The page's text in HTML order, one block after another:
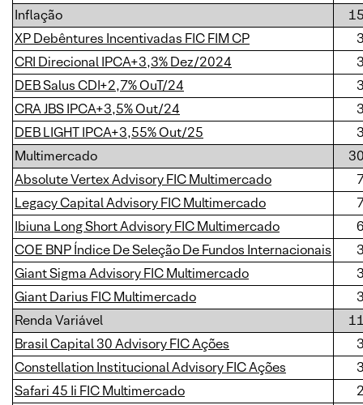
Inflação
XP Debêntures Incentivadas FIC FIM CP
CRI Direcional IPCA+3,3% Dez/2024
DEB Salus CDI+2,7% OuT/24
CRA JBS IPCA+3,5% Out/24
DEB LIGHT IPCA+3,55% Out/25
Multimercado
Absolute Vertex Advisory FIC Multimercado
Legacy Capital Advisory FIC Multimercado
Ibiuna Long Short Advisory FIC Multimercado
COE BNP Índice De Seleção De Fundos Internacionais
Giant Sigma Advisory FIC Multimercado
Giant Darius FIC Multimercado
Renda Variável
Brasil Capital 30 Advisory FIC Ações
Constellation Institucional Advisory FIC Ações
Safari 45 Ii FIC Multimercado